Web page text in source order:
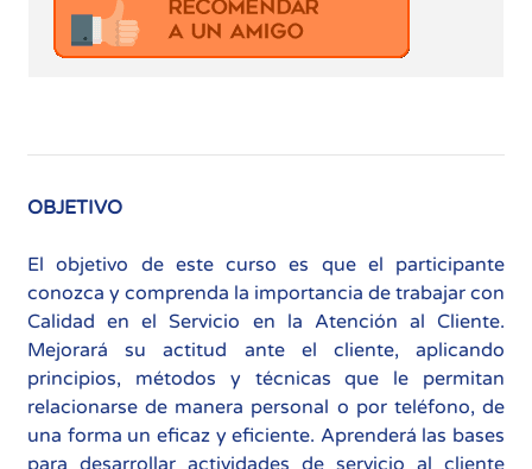
OBJETIVO
El objetivo de este curso es que el participante
conozca y comprenda la importancia de trabajar con
Calidad en el Servicio en la Atención al Cliente.
Mejorará su actitud ante el cliente, aplicando
principios, métodos y técnicas que le permitan
relacionarse de manera personal o por teléfono, de
una forma un eficaz y eficiente. Aprenderá las bases
para desarrollar actividades de servicio al cliente